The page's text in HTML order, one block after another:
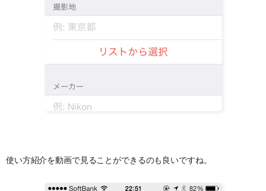
使い方紹介を動画で見ることができるのも良いですね。